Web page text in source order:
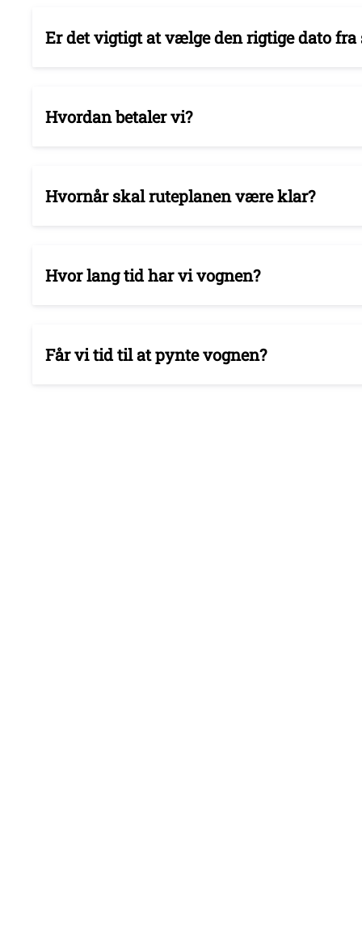
Er det vigtigt at vælge den rigtige dato fra
Hvordan betaler vi?
Hvornår skal ruteplanen være klar?
Hvor lang tid har vi vognen?
Får vi tid til at pynte vognen?